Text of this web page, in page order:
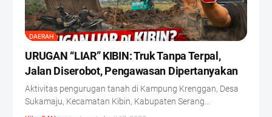
DAERAH
URUGAN “LIAR” KIBIN: Truk Tanpa Terpal,
Jalan Diserobot, Pengawasan Dipertanyakan
Aktivitas pengurugan tanah di Kampung Krenggan, Desa
Sukamaju, Kecamatan Kibin, Kabupaten Serang…